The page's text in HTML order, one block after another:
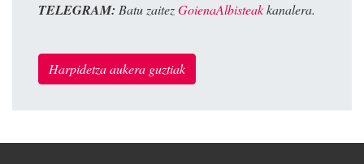
TELEGRAM: Batu zaitezGoienaAlbisteakkanalera.
Harpidetza aukera guztiak